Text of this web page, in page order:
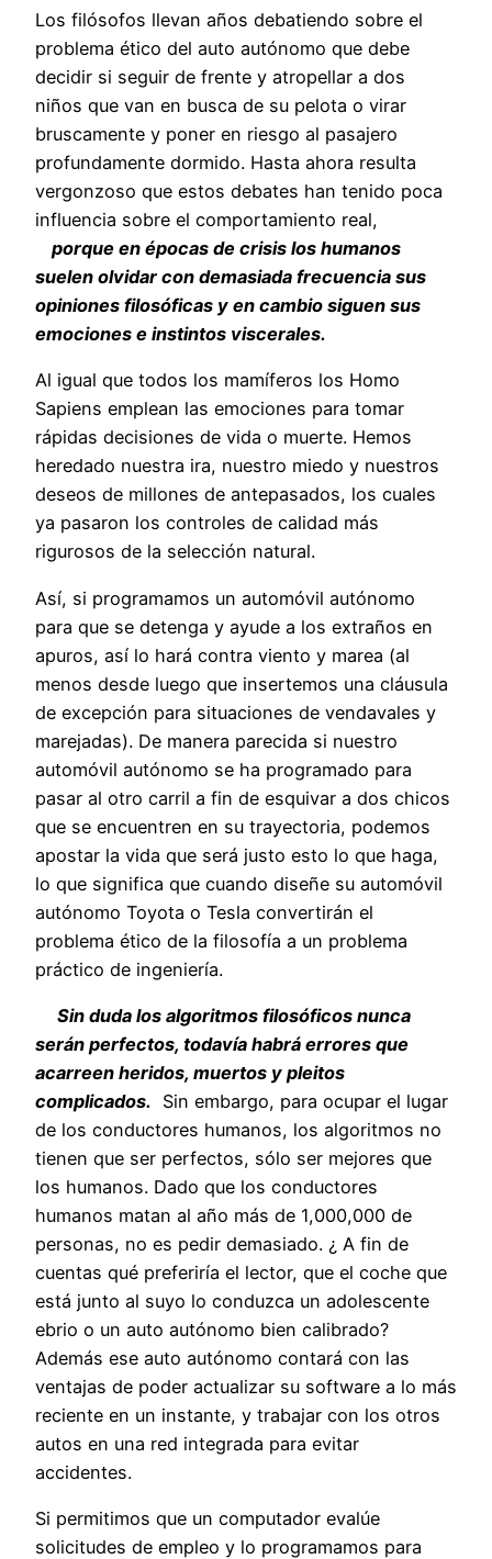
Los filósofos llevan años debatiendo sobre el
problema ético del auto autónomo que debe
decidir si seguir de frente y atropellar a dos
niños que van en busca de su pelota o virar
bruscamente y poner en riesgo al pasajero
profundamente dormido. Hasta ahora resulta
vergonzoso que estos debates han tenido poca
influencia sobre el comportamiento real,
porque en épocas de crisis los humanos
suelen olvidar con demasiada frecuencia sus
opiniones filosóficas y en cambio siguen sus
emociones e instintos viscerales.
Al igual que todos los mamíferos los Homo
Sapiens emplean las emociones para tomar
rápidas decisiones de vida o muerte. Hemos
heredado nuestra ira, nuestro miedo y nuestros
deseos de millones de antepasados, los cuales
ya pasaron los controles de calidad más
rigurosos de la selección natural.
Así, si programamos un automóvil autónomo
para que se detenga y ayude a los extraños en
apuros, así lo hará contra viento y marea (al
menos desde luego que insertemos una cláusula
de excepción para situaciones de vendavales y
marejadas). De manera parecida si nuestro
automóvil autónomo se ha programado para
pasar al otro carril a fin de esquivar a dos chicos
que se encuentren en su trayectoria, podemos
apostar la vida que será justo esto lo que haga,
lo que significa que cuando diseñe su automóvil
autónomo Toyota o Tesla convertirán el
problema ético de la filosofía a un problema
práctico de ingeniería.
Sin duda los algoritmos filosóficos nunca
serán perfectos, todavía habrá errores que
acarreen heridos, muertos y pleitos
complicados. Sin embargo, para ocupar el lugar
de los conductores humanos, los algoritmos no
tienen que ser perfectos, sólo ser mejores que
los humanos. Dado que los conductores
humanos matan al año más de 1,000,000 de
personas, no es pedir demasiado. ¿ A fin de
cuentas qué preferiría el lector, que el coche que
está junto al suyo lo conduzca un adolescente
ebrio o un auto autónomo bien calibrado?
Además ese auto autónomo contará con las
ventajas de poder actualizar su software a lo más
reciente en un instante, y trabajar con los otros
autos en una red integrada para evitar
accidentes.
Si permitimos que un computador evalúe
solicitudes de empleo y lo programamos para